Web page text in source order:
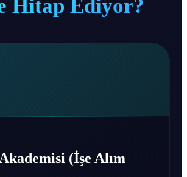
Hitap Ediyor?
(İşe Alım